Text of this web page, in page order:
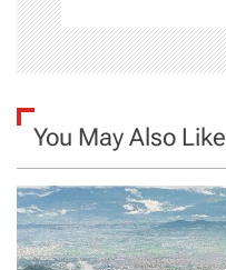
n
You May Also Like